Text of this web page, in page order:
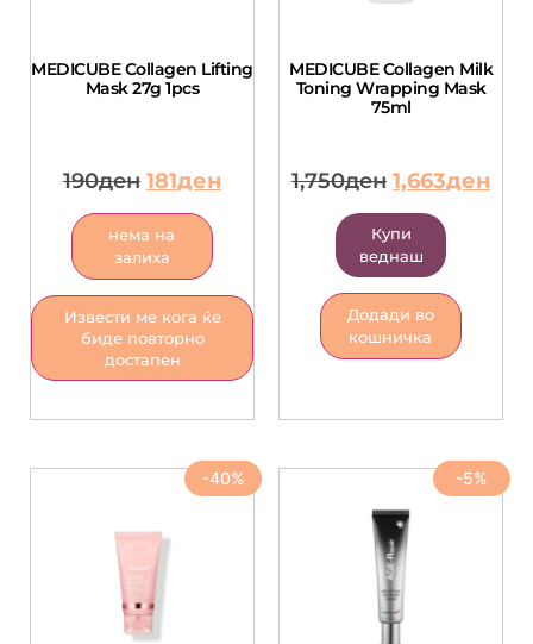
MEDICUBE Collagen Lifting
Mask 27g 1pcs
190ден 181ден
нема на
залиха
Извести ме кога ќе
биде повторно
достапен
MEDICUBE Collagen Milk
Toning Wrapping Mask
75ml
1,750ден 1,663ден
Купи
веднаш
Додади во
кошничка
-40% -5%